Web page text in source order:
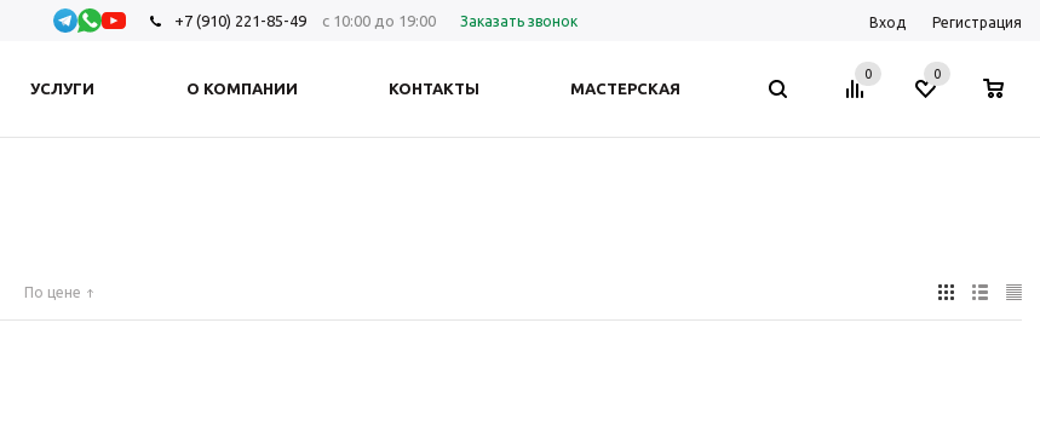
+7 (910) 221-85-49 с 10:00 до 19:00 Заказать звонок Вход Регистрация
УСЛУГИ О КОМПАНИИ КОНТАКТЫ МАСТЕРСКАЯ
0 0
По цене